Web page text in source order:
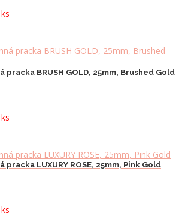
pracka BRUSH GOLD, 25mm, Brushed Gold
LUXURY ROSE, 25mm, Pink Gold